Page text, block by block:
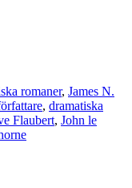
romaner, James N.
, dramatiska
Flaubert, John le